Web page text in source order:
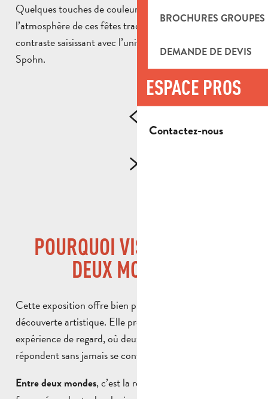
BROCHURES GROUPES
DEMANDE DE DEVIS
ESPACE PROS
Contactez-nous
Quelques touches de couleur évoquent subtilement
l’atmosphère de ces fêtes traditionnelles, offrant un
contraste saisissant avec l’univers foisonnant de Quentin
Spohn.
POURQUOI VISITER ENTRE
DEUX MONDES ?
Cette exposition offre bien plus qu’une simple
découverte artistique. Elle propose une véritable
expérience de regard, où deux visions du monde se
répondent sans jamais se confondre.
Entre deux mondes, c’est la rencontre entre un futur